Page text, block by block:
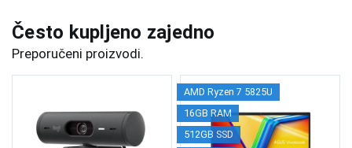
Često kupljeno zajedno
Preporučeni proizvodi.
AMD Ryzen 7 5825U
16GB RAM
512GB SSD